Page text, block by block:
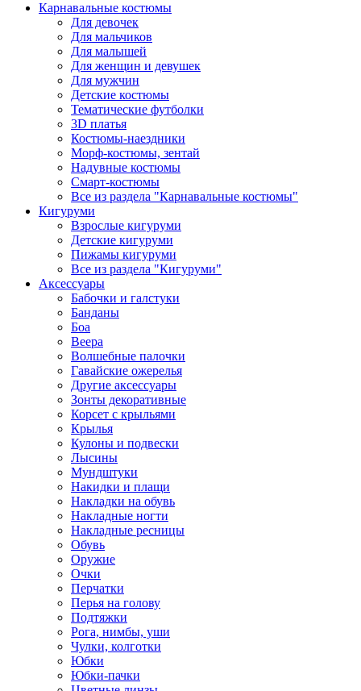
Карнавальные костюмы
Для девочек
Для мальчиков
Для малышей
Для женщин и девушек
Для мужчин
Детские костюмы
Тематические футболки
3D платья
Костюмы-наездники
Морф-костюмы, зентай
Надувные костюмы
Смарт-костюмы
Все из раздела "Карнавальные костюмы"
Кигуруми
Взрослые кигуруми
Детские кигуруми
Пижамы кигуруми
Все из раздела "Кигуруми"
Аксессуары
Бабочки и галстуки
Банданы
Боа
Веера
Волшебные палочки
Гавайские ожерелья
Другие аксессуары
Зонты декоративные
Корсет с крыльями
Крылья
Кулоны и подвески
Лысины
Мундштуки
Накидки и плащи
Накладки на обувь
Накладные ногти
Накладные ресницы
Обувь
Оружие
Очки
Перчатки
Перья на голову
Подтяжки
Рога, нимбы, уши
Чулки, колготки
Юбки
Юбки-пачки